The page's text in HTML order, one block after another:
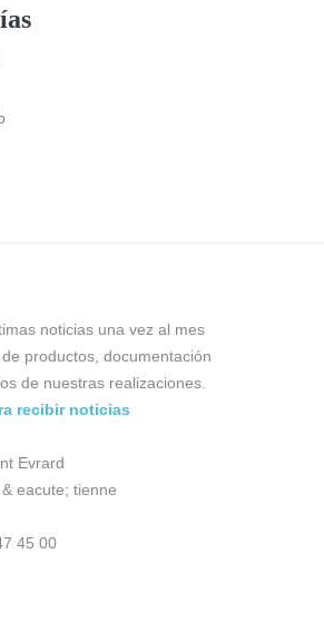
noticias una vez al mes
productos, documentación
de nuestras realizaciones.
recibir noticias
Evrard
eacute; tienne
45 00